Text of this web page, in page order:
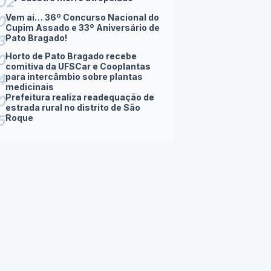
Vem aí… 36º Concurso Nacional do
Cupim Assado e 33º Aniversário de
Pato Bragado!
Horto de Pato Bragado recebe
comitiva da UFSCar e Cooplantas
para intercâmbio sobre plantas
medicinais
Prefeitura realiza readequação de
estrada rural no distrito de São
Roque